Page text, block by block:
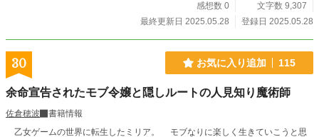
たが、限界が来て辞めた。 吹っ切れた後は人生楽しんでいる。
感想数 0
文字数 9,307
最終更新日 2025.05.28
登録日 2025.05.28
30 お気に入り追加 115
余命宣告されたモブ令嬢と隠しルートの人見知り魔術師
佐倉穂波
書籍情報
乙女ゲームの世界に転生したミリア。 モブなりに楽しく生きていこうと思